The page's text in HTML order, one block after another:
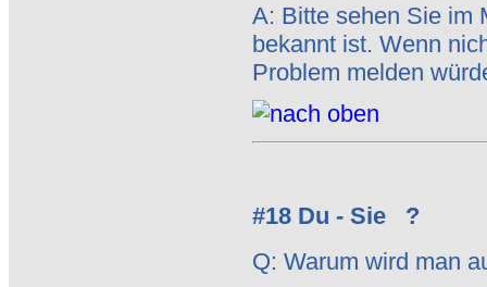
A: Bitte sehen Sie im
bekannt ist. Wenn
Problem melden
#18 Du - Sie ?
Q: Warum wird man